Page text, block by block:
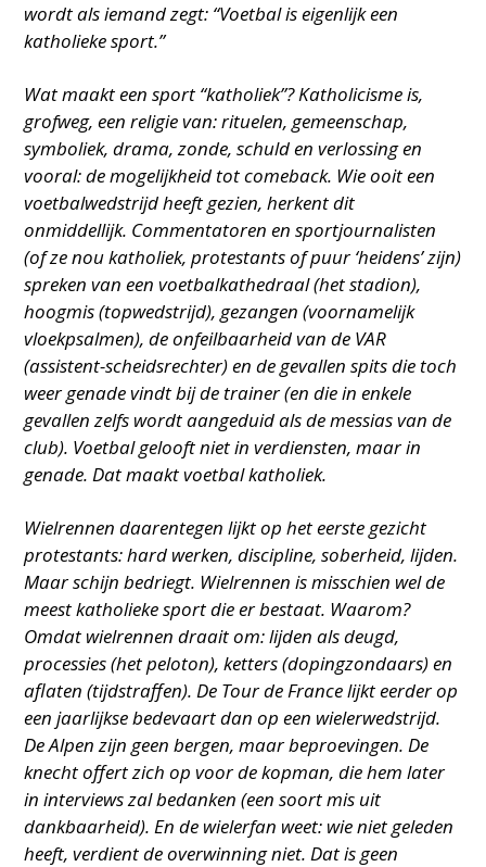
wordt als iemand zegt: “Voetbal is eigenlijk een
katholieke sport.”
Wat maakt een sport “katholiek”? Katholicisme is,
grofweg, een religie van: rituelen, gemeenschap,
symboliek, drama, zonde, schuld en verlossing en
vooral: de mogelijkheid tot comeback. Wie ooit een
voetbalwedstrijd heeft gezien, herkent dit
onmiddellijk. Commentatoren en sportjournalisten
(of ze nou katholiek, protestants of puur ‘heidens’ zijn)
spreken van een voetbalkathedraal (het stadion),
hoogmis (topwedstrijd), gezangen (voornamelijk
vloekpsalmen), de onfeilbaarheid van de VAR
(assistent-scheidsrechter) en de gevallen spits die toch
weer genade vindt bij de trainer (en die in enkele
gevallen zelfs wordt aangeduid als de messias van de
club). Voetbal gelooft niet in verdiensten, maar in
genade. Dat maakt voetbal katholiek.
Wielrennen daarentegen lijkt op het eerste gezicht
protestants: hard werken, discipline, soberheid, lijden.
Maar schijn bedriegt. Wielrennen is misschien wel de
meest katholieke sport die er bestaat. Waarom?
Omdat wielrennen draait om: lijden als deugd,
processies (het peloton), ketters (dopingzondaars) en
aflaten (tijdstraffen). De Tour de France lijkt eerder op
een jaarlijkse bedevaart dan op een wielerwedstrijd.
De Alpen zijn geen bergen, maar beproevingen. De
knecht offert zich op voor de kopman, die hem later
in interviews zal bedanken (een soort mis uit
dankbaarheid). En de wielerfan weet: wie niet geleden
heeft, verdient de overwinning niet. Dat is geen